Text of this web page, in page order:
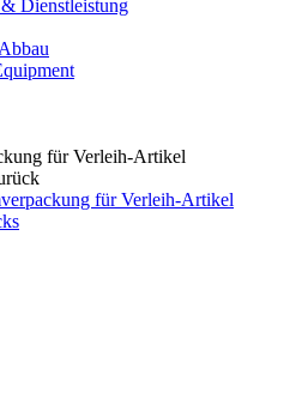
Dienstleistung
für Verleih-Artikel
für Verleih-Artikel